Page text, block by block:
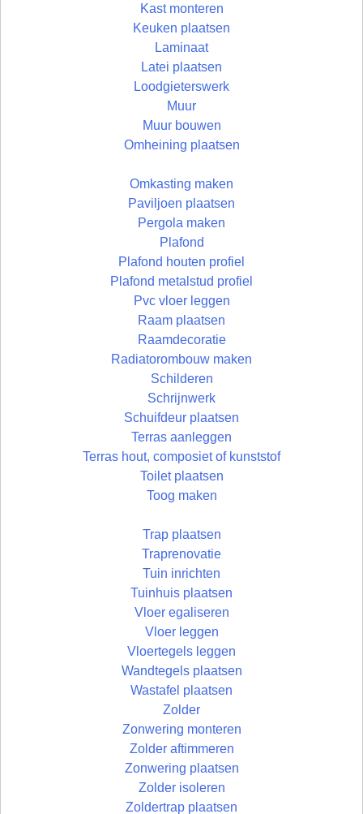
Kast monteren
Keuken plaatsen
Laminaat
Latei plaatsen
Loodgieterswerk
Muur
Muur bouwen
Omheining plaatsen
Omkasting maken
Paviljoen plaatsen
Pergola maken
Plafond
Plafond houten profiel
Plafond metalstud profiel
Pvc vloer leggen
Raam plaatsen
Raamdecoratie
Radiatorombouw maken
Schilderen
Schrijnwerk
Schuifdeur plaatsen
Terras aanleggen
Terras hout, composiet of kunststof
Toilet plaatsen
Toog maken
Trap plaatsen
Traprenovatie
Tuin inrichten
Tuinhuis plaatsen
Vloer egaliseren
Vloer leggen
Vloertegels leggen
Wandtegels plaatsen
Wastafel plaatsen
Zolder
Zonwering monteren
Zolder aftimmeren
Zonwering plaatsen
Zolder isoleren
Zoldertrap plaatsen